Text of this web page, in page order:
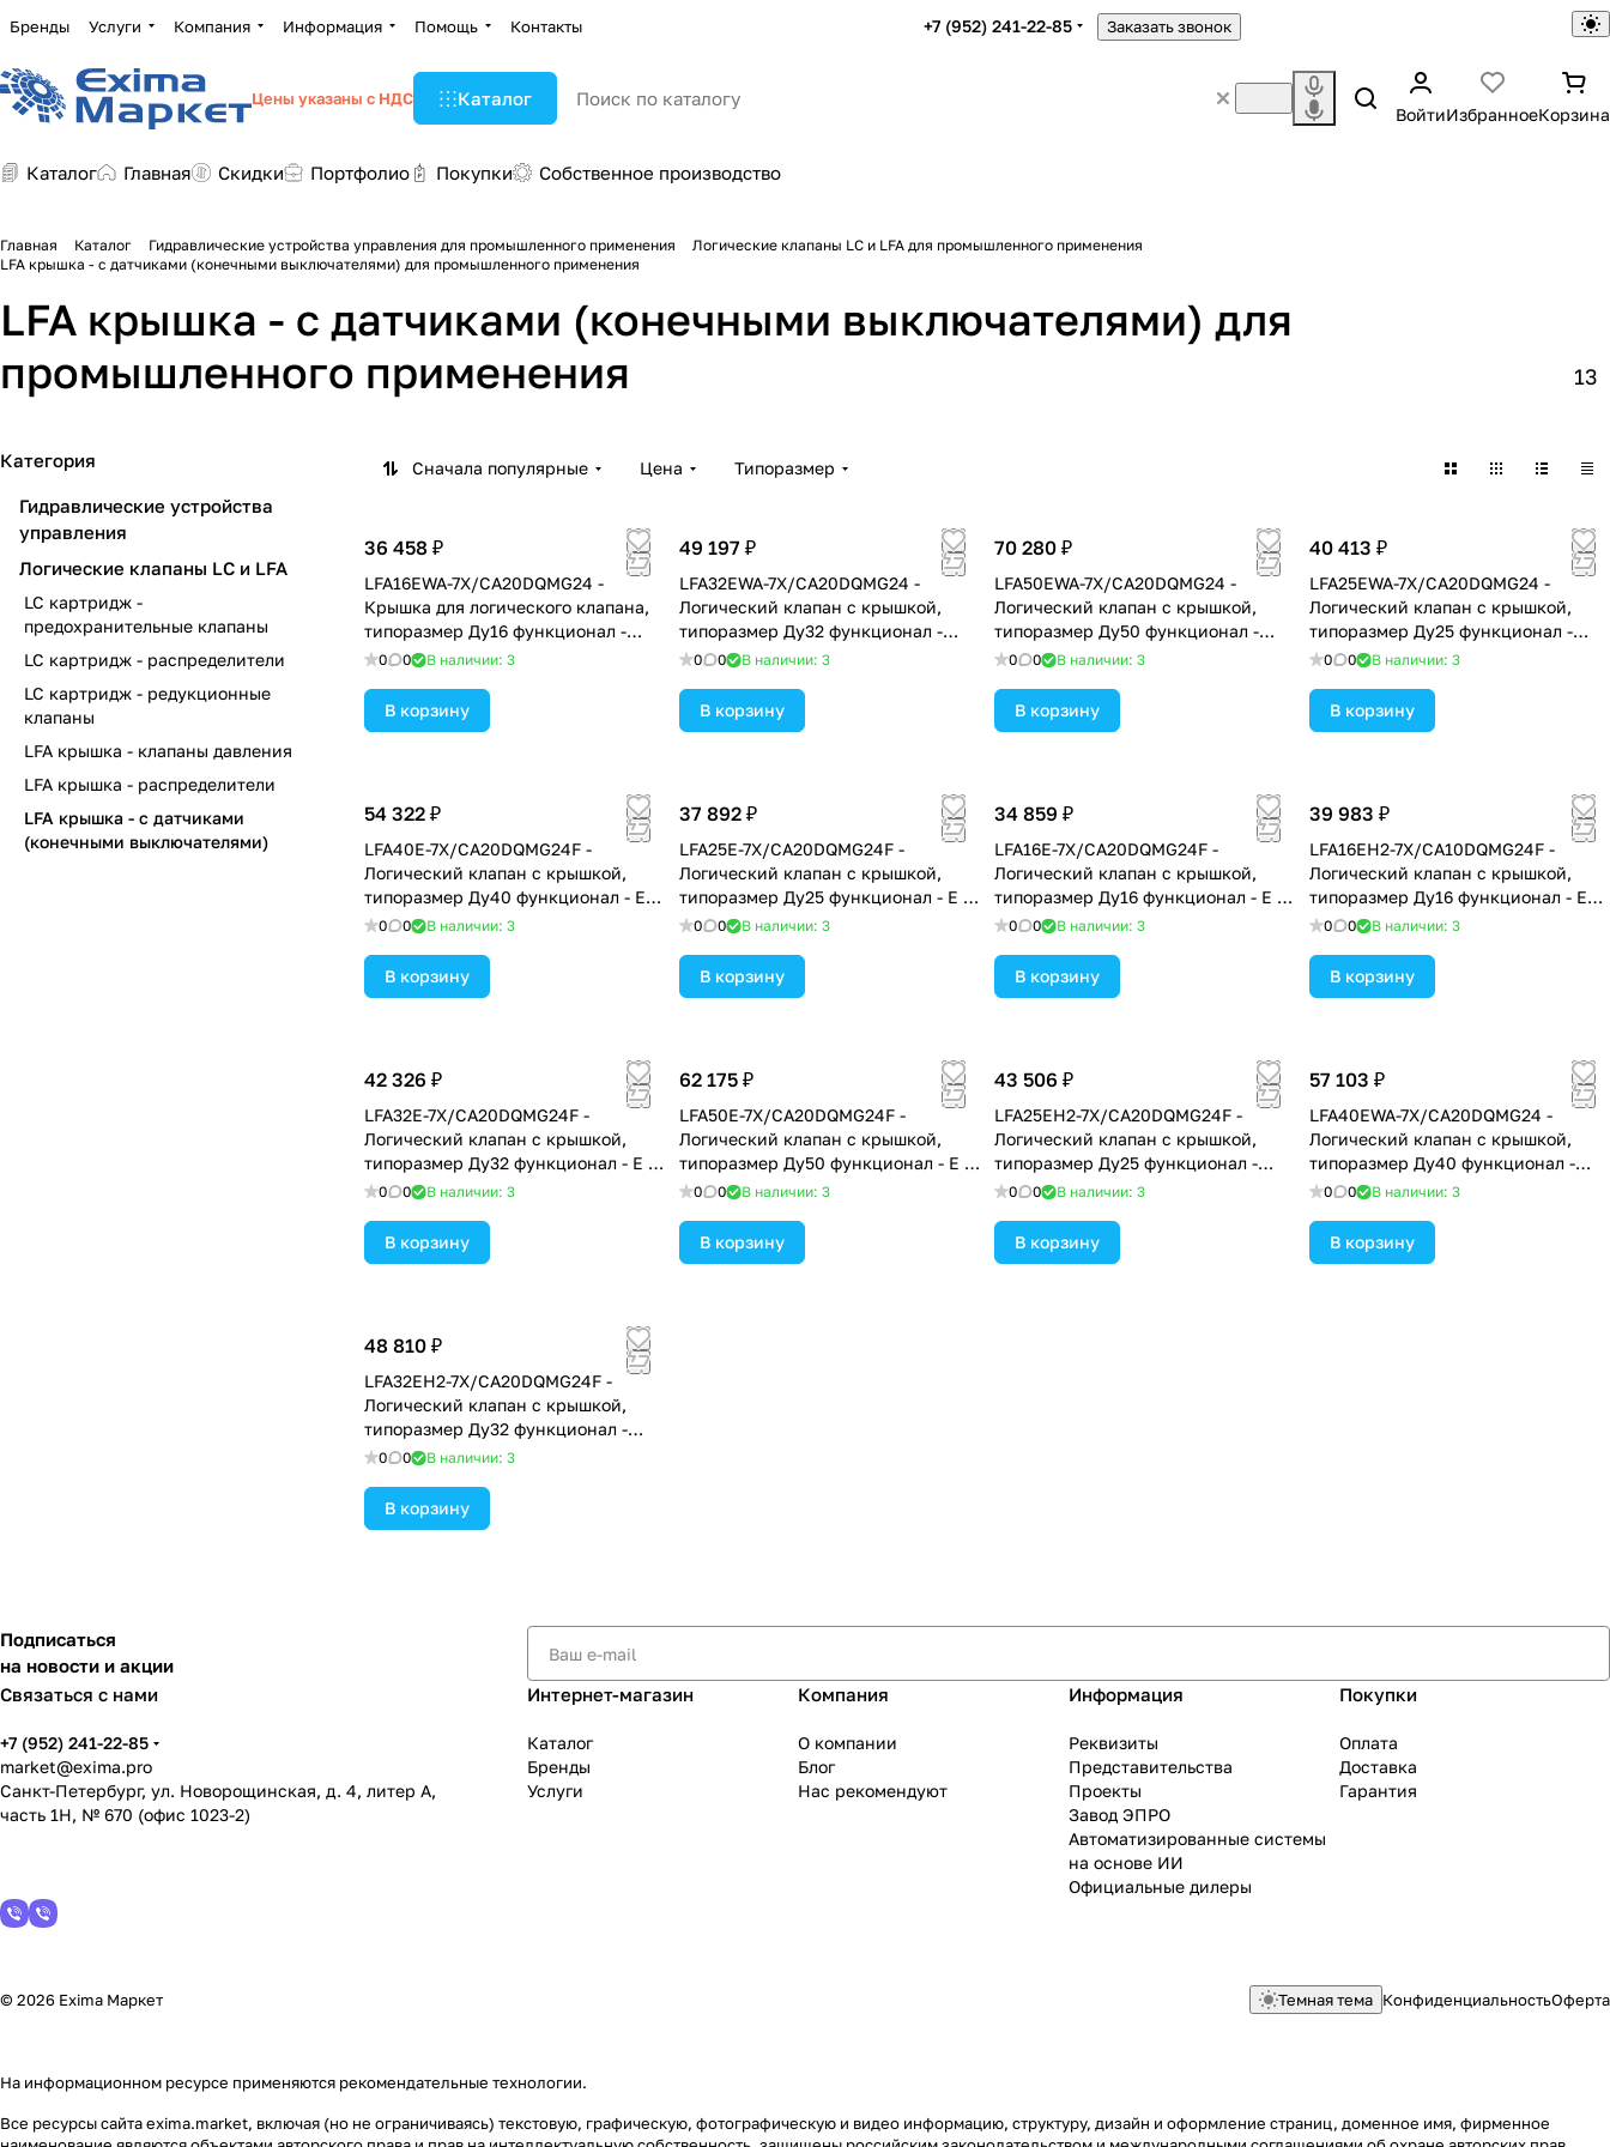
Бренды Услуги Компания Информация Помощь Контакты +7 (952) 241-22-85 Заказать звонок
Цены указаны с НДС Каталог
ВойтиИзбранноеКорзина
Каталог Главная Скидки Портфолио Покупки Собственное производство
Главная Каталог Гидравлические устройства управления для промышленного применения
Логические клапаны LC и LFA для промышленного применения
LFA крышка - с датчиками (конечными выключателями) для промышленного применения
LFA крышка - с датчиками (конечными выключателями) для
промышленного применения
13
Сначала популярные Цена Типоразмер
36 458 ₽
LFA16EWA-7X/CA20DQMG24 -
Крышка для логического клапана,
типоразмер Ду16 функционал -
EWA = крышка с электрическим
под установку золотникового или
седельного распределителя,
0 0 В наличии: 3
В корзину
49 197 ₽
LFA32EWA-7X/CA20DQMG24 -
Логический клапан с крышкой,
типоразмер Ду32 функционал -
EWA = крышка с электрическим
под установку золотникового или
седельного распределителя,
0 0 В наличии: 3
В корзину
70 280 ₽
LFA50EWA-7X/CA20DQMG24 -
Логический клапан с крышкой,
типоразмер Ду50 функционал -
EWA = крышка с электрическим
под установку золотникового или
седельного распределителя,
0 0 В наличии: 3
В корзину
40 413 ₽
LFA25EWA-7X/CA20DQMG24 -
Логический клапан с крышкой,
типоразмер Ду25 функционал -
EWA = крышка с электрическим
под установку золотникового или
седельного распределителя,
0 0 В наличии: 3
В корзину
54 322 ₽
LFA40E-7X/CA20DQMG24F -
Логический клапан с крышкой,
типоразмер Ду40 функционал - E =
крышка с электрическим
уплотнение NBR
0 0 В наличии: 3
В корзину
37 892 ₽
LFA25E-7X/CA20DQMG24F -
Логический клапан с крышкой,
типоразмер Ду25 функционал - E =
крышка с электрическим
уплотнение NBR
0 0 В наличии: 3
В корзину
34 859 ₽
LFA16E-7X/CA20DQMG24F -
Логический клапан с крышкой,
типоразмер Ду16 функционал - E =
крышка с электрическим
уплотнение NBR
0 0 В наличии: 3
В корзину
39 983 ₽
LFA16EH2-7X/CA10DQMG24F -
Логический клапан с крышкой,
типоразмер Ду16 функционал - EH2
= крышка с электрическим
ограничителем хода основного
клапана, уплотнение NBR
0 0 В наличии: 3
В корзину
42 326 ₽
LFA32E-7X/CA20DQMG24F -
Логический клапан с крышкой,
типоразмер Ду32 функционал - E =
крышка с электрическим
уплотнение NBR
0 0 В наличии: 3
В корзину
62 175 ₽
LFA50E-7X/CA20DQMG24F -
Логический клапан с крышкой,
типоразмер Ду50 функционал - E =
крышка с электрическим
уплотнение NBR
0 0 В наличии: 3
В корзину
43 506 ₽
LFA25EH2-7X/CA20DQMG24F -
Логический клапан с крышкой,
типоразмер Ду25 функционал -
EH2 = крышка с электрическим
ограничителем хода основного
клапана, уплотнение NBR
0 0 В наличии: 3
В корзину
57 103 ₽
LFA40EWA-7X/CA20DQMG24 -
Логический клапан с крышкой,
типоразмер Ду40 функционал -
EWA = крышка с электрическим
под установку золотникового или
седельного распределителя,
0 0 В наличии: 3
В корзину
48 810 ₽
LFA32EH2-7X/CA20DQMG24F -
Логический клапан с крышкой,
типоразмер Ду32 функционал -
EH2 = крышка с электрическим
ограничителем хода основного
клапана, уплотнение NBR
0 0 В наличии: 3
В корзину
Категория
Гидравлические устройства
управления
Логические клапаны LC и LFA
LC картридж -
предохранительные клапаны
LC картридж - распределители
LC картридж - редукционные
клапаны
LFA крышка - клапаны давления
LFA крышка - распределители
LFA крышка - с датчиками
(конечными выключателями)
Подписаться
на новости и акции
Связаться с нами
+7 (952) 241-22-85
market@exima.pro
Санкт-Петербург, ул. Новорощинская, д. 4, литер А,
часть 1Н, № 670 (офис 1023-2)
Интернет-магазин
Каталог
Бренды
Услуги
Компания
О компании
Блог
Нас рекомендуют
Информация
Реквизиты
Представительства
Проекты
Завод ЭПРО
Автоматизированные системы
на основе ИИ
Официальные дилеры
Покупки
Оплата
Доставка
Гарантия
© 2026 Exima Маркет Темная тема КонфиденциальностьОферта
На информационном ресурсе применяются рекомендательные технологии.
Все ресурсы сайта exima.market, включая (но не ограничиваясь) текстовую, графическую, фотографическую и видео информацию, структуру, дизайн и оформление страниц, доменное имя, фирменное